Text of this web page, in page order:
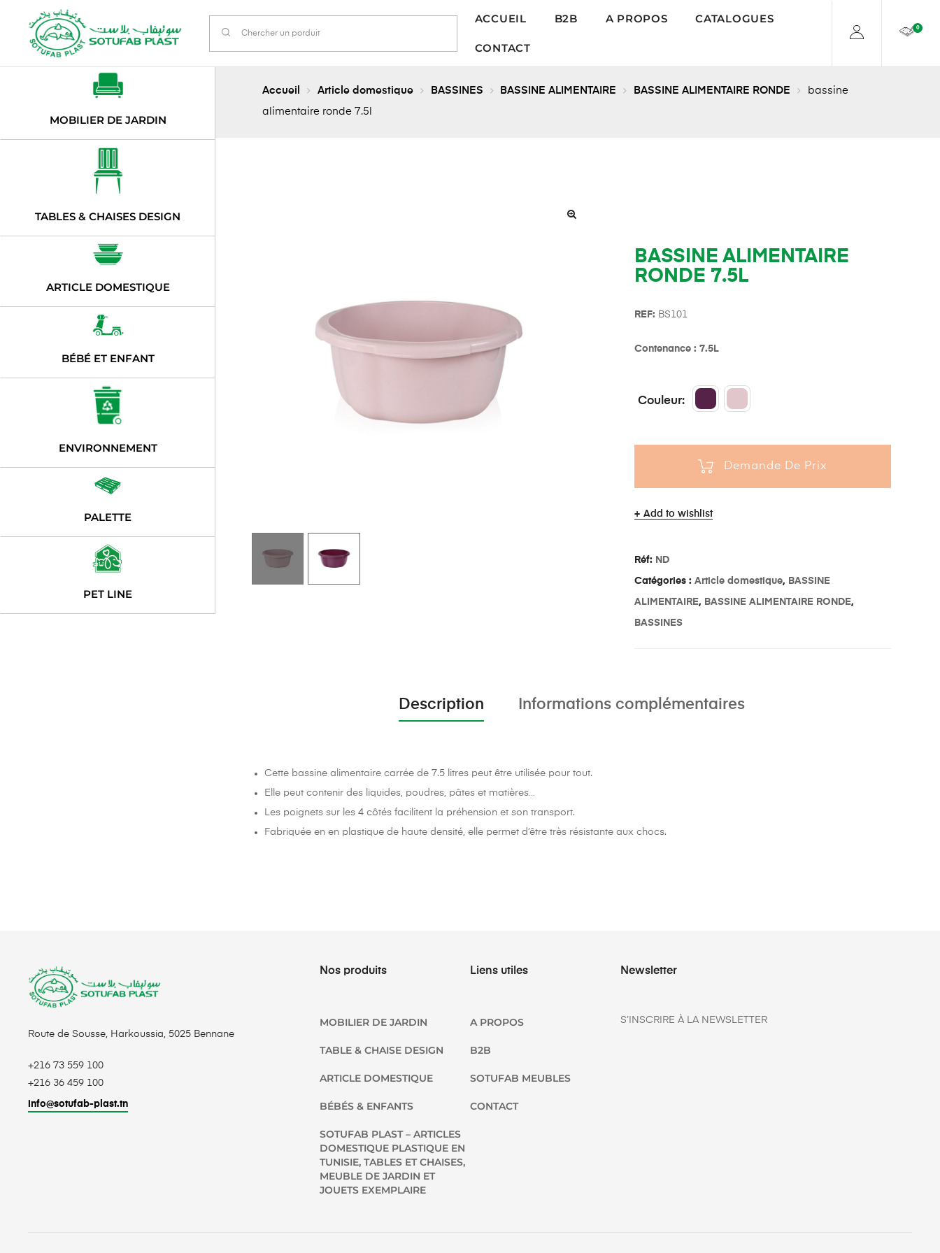
ACCUEIL B2B A PROPOS CATALOGUES
CONTACT
0
Accueil Article domestique BASSINES BASSINE ALIMENTAIRE BASSINE ALIMENTAIRE RONDE
bassine
alimentaire ronde 7.5l
BASSINE ALIMENTAIRE
RONDE 7.5L
REF: BS101
Contenance : 7.5L
Couleur
Demande De Prix
Add to wishlist
Réf: ND
Catégories : Article domestique, BASSINE
ALIMENTAIRE, BASSINE ALIMENTAIRE RONDE,
BASSINES
Description Informations complémentaires
Cette bassine alimentaire carrée de 7.5 litres peut être utilisée pour tout.
Elle peut contenir des liquides, poudres, pâtes et matières…
Les poignets sur les 4 côtés facilitent la préhension et son transport.
Fabriquée en en plastique de haute densité, elle permet d’être très résistante aux chocs.
MOBILIER DE JARDIN
TABLES & CHAISES DESIGN
ARTICLE DOMESTIQUE
BÉBÉ ET ENFANT
ENVIRONNEMENT
PALETTE
PET LINE
Route de Sousse, Harkoussia, 5025 Bennane
+216 73 559 100
+216 36 459 100
info@sotufab-plast.tn
Nos produits
MOBILIER DE JARDIN
TABLE & CHAISE DESIGN
ARTICLE DOMESTIQUE
BÉBÉS & ENFANTS
SOTUFAB PLAST – ARTICLES
DOMESTIQUE PLASTIQUE EN
TUNISIE, TABLES ET CHAISES,
MEUBLE DE JARDIN ET
JOUETS EXEMPLAIRE
Liens utiles
A PROPOS
B2B
SOTUFAB MEUBLES
CONTACT
Newsletter
S’INSCRIRE À LA NEWSLETTER